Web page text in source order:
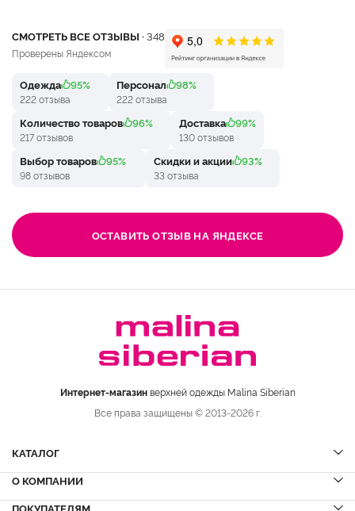
СМОТРЕТЬ ВСЕ ОТЗЫВЫ ·348
Проверены Яндексом
Одежда 95%
222 отзыва
Персонал 98%
222 отзыва
Количество товаров 96%
217 отзывов
Доставка 99%
130 отзывов
Выбор товаров 95%
98 отзывов
Скидки и акции 93%
33 отзыва
ОСТАВИТЬ ОТЗЫВ НА ЯНДЕКСЕ
Интернет-магазинверхней одежды Malina Siberian
Все права защищены © 2013-2026 г.
КАТАЛОГ
Шубы
Шубы из норки
Дубленки
О КОМПАНИИ